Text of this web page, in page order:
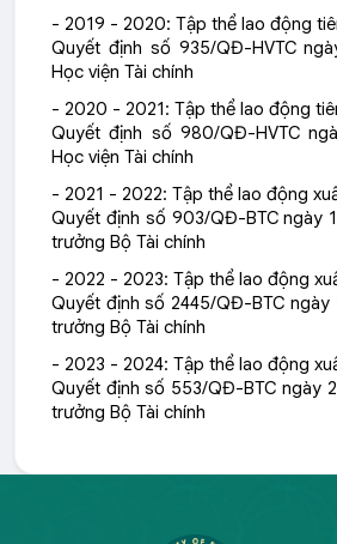
- 2019 - 2020: Tập thể lao động
Quyết định số 935/QĐ-HVTC
Học viện Tài chính
- 2020 - 2021: Tập thể lao động
Quyết định số 980/QĐ-HVTC
Học viện Tài chính
- 2021 - 2022: Tập thể lao động
Quyết định số 903/QĐ-BTC ngày
trưởng Bộ Tài chính
- 2022 - 2023: Tập thể lao động
Quyết định số 2445/QĐ-BTC ngày
trưởng Bộ Tài chính
- 2023 - 2024: Tập thể lao động
Quyết định số 553/QĐ-BTC ngày
trưởng Bộ Tài chính